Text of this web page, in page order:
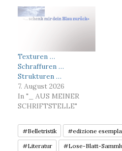
Texturen …
Schraffuren …
Strukturen …
7. August 2026
In "_ AUS MEINER
SCHRIFTSTELLE"
#Belletristik #edizione
#Literatur #Lose-Blatt-